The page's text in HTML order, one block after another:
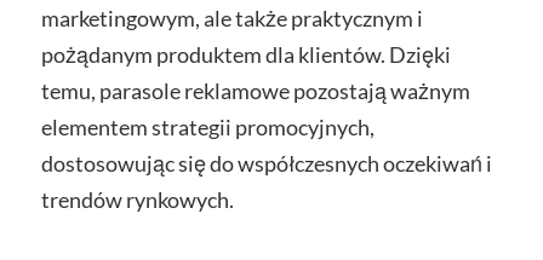
marketingowym, ale także praktycznym i
pożądanym produktem dla klientów. Dzięki
temu, parasole reklamowe pozostają ważnym
elementem strategii promocyjnych,
dostosowując się do współczesnych oczekiwań i
trendów rynkowych.